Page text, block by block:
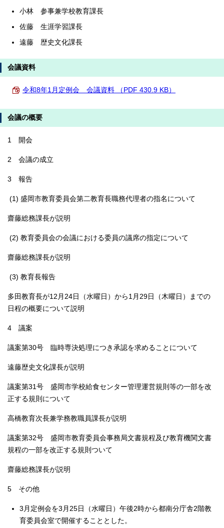
小林 参事兼学校教育課長
佐藤 生涯学習課長
遠藤 歴史文化課長
会議資料
令和8年1月定例会 会議資料 （PDF 430.9 KB）
会議の概要
1 開会
2 会議の成立
3 報告
(1) 盛岡市教育委員会第二教育長職務代理者の指名について
齋藤総務課長が説明
(2) 教育委員会の会議における委員の議席の指定について
齋藤総務課長が説明
(3) 教育長報告
多田教育長が12月24日（水曜日）から1月29日（木曜日）までの
日程の概要について説明
4 議案
議案第30号 臨時専決処理につき承認を求めることについて
遠藤歴史文化課長が説明
議案第31号 盛岡市学校給食センター管理運営規則等の一部を改
正する規則について
高橋教育次長兼学務教職員課長が説明
議案第32号 盛岡市教育委員会事務局文書規程及び教育機関文書
規程の一部を改正する規則ついて
齋藤総務課長が説明
5 その他
3月定例会を3月25日（水曜日）午後2時から都南分庁舎2階教
育委員会室で開催することとした。